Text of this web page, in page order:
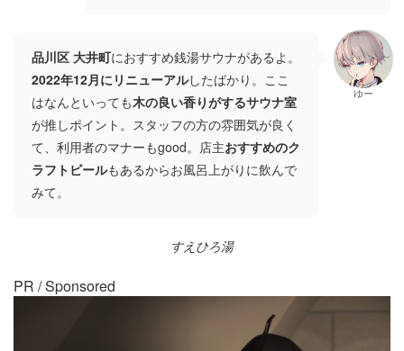
品川区 大井町におすすめ銭湯サウナがあるよ。
2022年12月にリニューアルしたばかり。ここ
はなんといっても木の良い香りがするサウナ室
が推しポイント。スタッフの方の雰囲気が良く
て、利用者のマナーもgood。店主おすすめのク
ラフトビールもあるからお風呂上がりに飲んで
みて。
ゆー
すえひろ湯
PR / Sponsored